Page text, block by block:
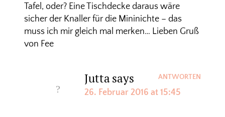
Tafel, oder? Eine Tischdecke daraus wäre
sicher der Knaller für die Mininichte – das
muss ich mir gleich mal merken… Lieben Gruß
von Fee
Juttasays
26. Februar 2016 at 15:45
ANTWORTEN